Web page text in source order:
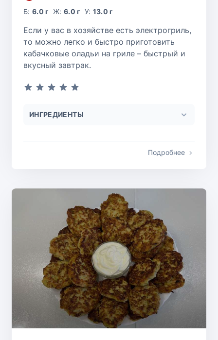
Б:6.0 г Ж: 6.0 г У: 13.0 г
Если у вас в хозяйстве есть электрогриль,
то можно легко и быстро приготовить
кабачковые оладьи на гриле – быстрый и
вкусный завтрак.
ИНГРЕДИЕНТЫ
Подробнее